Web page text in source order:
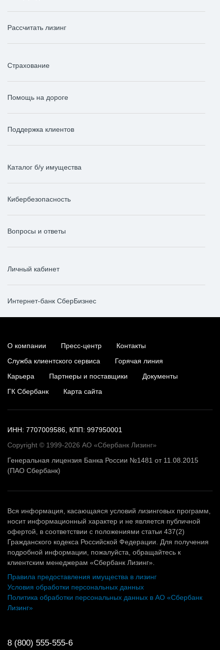
Рассчитать лизинг
Страхование
Помощь на дороге
Поддержка клиентов
Каталог б/у имущества
Кибербезопасность
Вопросы и ответы
Личный кабинет
Интернет-банк СберБизнес
О компании Пресс-центр
Контакты
Служба клиентского сервиса
Горячая линия
Карьера
Партнеры и поставщики
Документы
ГК Сбербанк
Карта сайта
ИНН: 7707009586, КПП: 997950001
Copyright © 1999-2026 АО «Сбербанк Лизинг»
Генеральная лицензия Банка России №1481 от 11.08.2015
(ПАО Сбербанк)
Вся информация, касающаяся условий лизинговых программ,
носит информационный характер и не является публичной
офертой, в соответствии с положениями статьи 437(2)
Гражданского кодекса Российской Федерации. Для получения
подробной информации, пожалуйста, обращайтесь к
клиентским менеджерам «Сбербанк Лизинг».
Правила предоставления имущества в лизинг
Условия обработки персональных данных
Политика обработки персональных данных в АО «Сбербанк
Лизинг»
8 (800) 555-555-6